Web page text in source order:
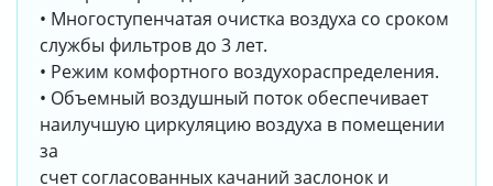
• Многоступенчатая очистка воздуха со сроком
службы фильтров до 3 лет.
• Режим комфортного воздухораспределения.
• Объемный воздушный поток обеспечивает
наилучшую циркуляцию воздуха в помещении
за
счет согласованных качаний заслонок и